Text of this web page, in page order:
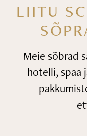
LIITU
Meie sõbrad
hotelli, spaa